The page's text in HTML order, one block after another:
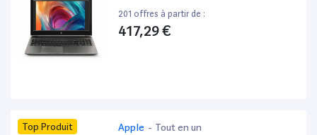
201 offres à partir de :
417,29 €
Top Produit Apple - Tout en un